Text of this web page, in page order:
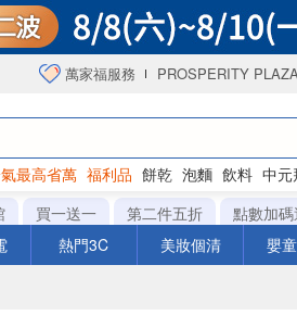
萬家福服務 PROSPERITY
最高省萬 福利品 餅乾 泡麵 飲料 中元
買一送一 第二件五折 點數加碼
熱門3C 美妝個清 嬰